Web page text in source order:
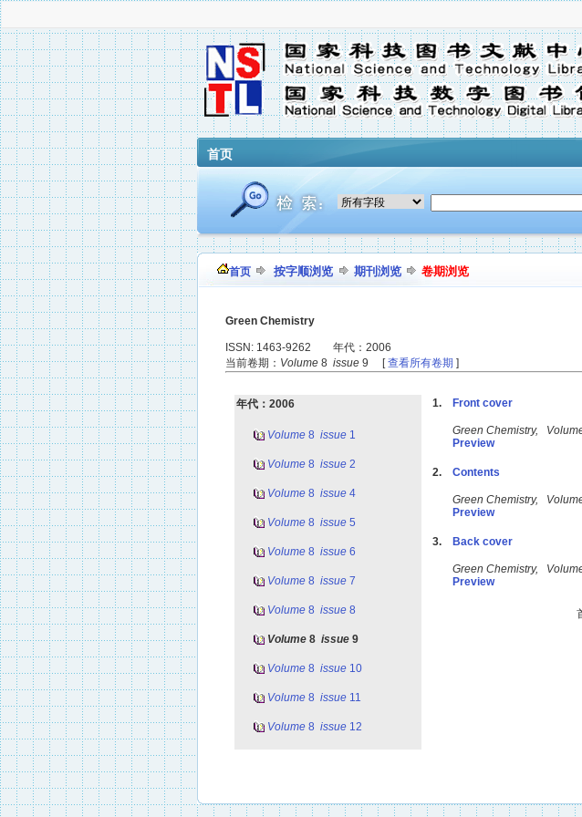
首页
首页 按字顺浏览 期刊浏览 卷期浏览
Green Chemistry
ISSN: 1463-9262 年代：2006
当前卷期： Volume 8 issue 9 [查看所有卷期 ]
年代：2006
Volume 8 issue 1
Volume 8 issue 2
Volume 8 issue 4
Volume 8 issue 5
Volume 8 issue 6
Volume 8 issue 7
Volume 8 issue 8
Volume 8 issue 9
Volume 8 issue 10
Volume 8 issue 11
Volume 8 issue 12
1. Front cover
Green Chemistry,
Preview
2. Contents
Green Chemistry,
Preview
3. Back cover
Green Chemistry,
Preview